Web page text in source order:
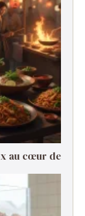
au cœur de